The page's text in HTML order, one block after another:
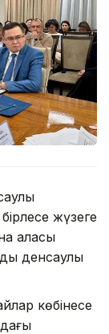
жүзеге
қаласы
денсаулық
көбінесе